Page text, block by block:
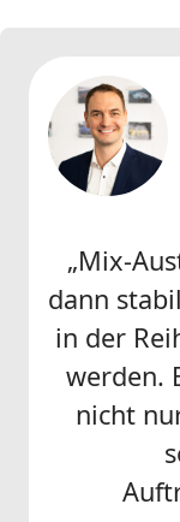
„Mix-
dann
in der
werden.
nicht